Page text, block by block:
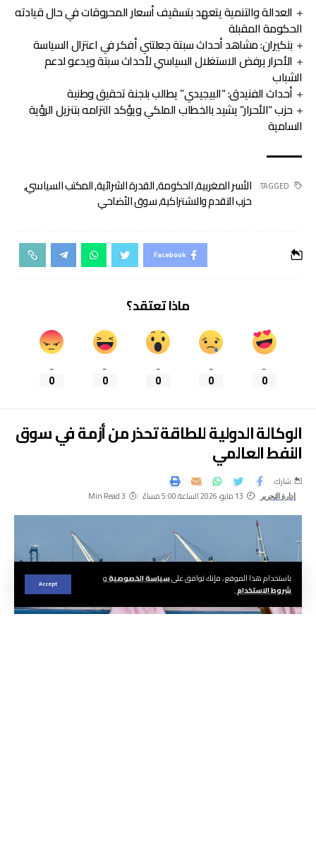
باستخدام هذا الموقع ، فإنك توافق علىسياسة الخصوصيةو
شروط الاستخدام.
Accept
العدالة والتنمية يتعهد بتسقيف أسعار المحروقات في حال قيادته
الحكومة المقبلة
بنكيران: مشاهد أحداث سبتة جعلتني أفكر في اعتزال السياسة
الأحرار يرفض الاستغلال السياسي لأحداث سبتة ويدعو لدعم
الشباب
أحداث الفنيدق: “البيجيدي” يطالب بلجنة تحقيق وطنية
حزب “الأحرار” يشيد بالخطاب الملكي ويؤكد التزامه بتنزيل الرؤية
السامية
TAGGED: الأسر المغربية,الحكومة,القدرة الشرائية,المكتب السياسي,
حزب التقدم والاشتراكية,سوق الأضاحي
Facebook
ماذا تعتقد؟
0
0
0
0
0
الوكالة الدولية للطاقة تحذر من أزمة في سوق
النفط العالمي
إدارة التحرير 13 مايو، 2026 الساعة 5:00 مساءً 3 Min Read
شارك